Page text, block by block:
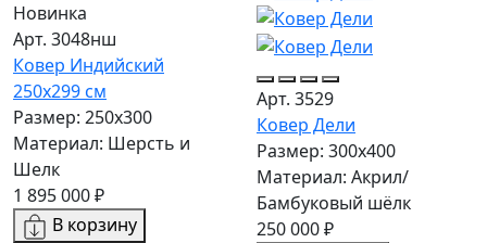
Новинка
Арт. 3048нш
Ковер Индийский
250x299 см
Размер: 250x300
Материал: Шерсть и
Шелк
1 895 000 ₽
В корзину
Арт. 3529
Ковер Дели
Размер: 300х400
Материал: Акрил/
Бамбуковый шёлк
250 000 ₽